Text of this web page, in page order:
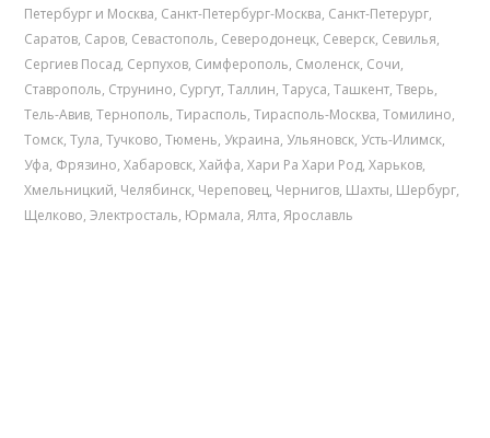
Петербург и Москва, Санкт-Петербург-Москва, Санкт-Петерург,
Саратов, Саров, Севастополь, Северодонецк, Северск, Севилья,
Сергиев Посад, Серпухов, Симферополь, Смоленск, Сочи,
Ставрополь, Струнино, Сургут,Таллин,Таруса,Ташкент,Тверь,
Тель-Авив,Тернополь,Тирасполь,Тирасполь-Москва,Томилино,
Томск,Тула,Тучково,Тюмень, Украина, Ульяновск, Усть-Илимск,
Уфа, Фрязино,Хабаровск,Хайфа,Хари Ра Хари Род,Харьков,
Хмельницкий, Челябинск, Череповец, Чернигов, Шахты, Шербург,
Щелково,Электросталь, Юрмала,Ялта,Ярославль